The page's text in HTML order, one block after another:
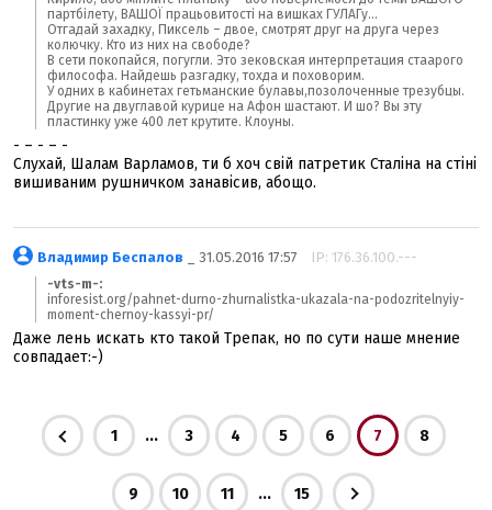
партбілету, ВАШОЇ працьовитості на вишках ГУЛАГу...
Отгадай захадку, Пиксель – двое, смотрят друг на друга через
колючку. Кто из них на свободе?
В сети покопайся, погугли. Это зековская интерпретация стаарого
философа. Найдешь разгадку, тохда и поховорим.
У одних в кабинетах гетьманские булавы,позолоченные трезубцы.
Другие на двуглавой курице на Афон шастают. И шо? Вы эту
пластинку уже 400 лет крутите. Клоуны.
- – - – -
Слухай, Шалам Варламов, ти б хоч свій патретик Сталіна на стіні
вишиваним рушничком занавісив, абощо.
Владимир Беспалов _ 31.05.2016 17:57 IP: 176.36.100.---
-vts-m-:
inforesist.org/pahnet-durno-zhurnalistka-ukazala-na-podozritelnyiy-
moment-chernoy-kassyi-pr/
Даже лень искать кто такой Трепак, но по сути наше мнение
совпадает:-)
1 ... 3 4 5 6 7 8
9 10 11 ... 15